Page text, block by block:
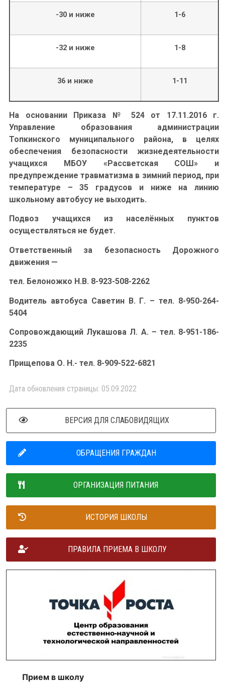
-30 и ниже 1-6
-32 и ниже 1-8
36 и ниже 1-11
На основании Приказа № 524 от 17.11.2016 г.
Управление образования администрации
Топкинского муниципального района, в целях
обеспечения безопасности жизнедеятельности
учащихся МБОУ «Рассветская СОШ» и
предупреждение травматизма в зимний период, при
температуре – 35 градусов и ниже на линию
школьному автобусу не выходить.
Подвоз учащихся из населённых пунктов
осуществляться не будет.
Ответственный за безопасность Дорожного
движения —
тел. Белоножко Н.В. 8-923-508-2262
Водитель автобуса Саветин В. Г. – тел. 8-950-264-
5404
Сопровождающий Лукашова Л. А. – тел. 8-951-186-
2235
Прищепова О. Н.- тел. 8-909-522-6821
Дата обновления страницы: 05.09.2022
ВЕРСИЯ ДЛЯ СЛАБОВИДЯЩИХ
ОБРАЩЕНИЯ ГРАЖДАН
ОРГАНИЗАЦИЯ ПИТАНИЯ
ИСТОРИЯ ШКОЛЫ
ПРАВИЛА ПРИЕМА В ШКОЛУ
Прием в школу